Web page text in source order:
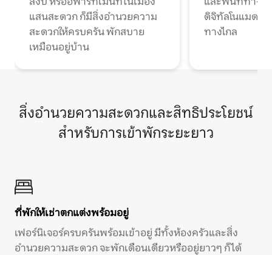
แสนสะดวก ก็มีสิ่งอำนวยความ
สะดวกให้ครบครัน พักสบาย
เหมือนอยู่บ้าน
ดิจิทัลโนแมดแ
ทางไกล
สิ่งอำนวยความสะดวกและสิทธิประโยชน์
สำหรับการเข้าพักระยะยาว
ที่พักให้เช่าตกแต่งพร้อมอยู่
เฟอร์นิเจอร์ครบครันพร้อมเข้าอยู่ มีทั้งห้องครัวและสิ่ง
อำนวยความสะดวก จะพักเดือนเดียวหรืออยู่ยาวๆ ก็ได้